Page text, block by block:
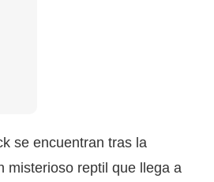
se encuentran tras la
misterioso reptil que llega a